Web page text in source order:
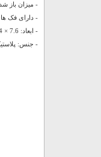
- میزان باز شدن
- دارای فک
- ابعاد: 7.6 × 4 × 2.6 سانتی‌متر
- جنس: